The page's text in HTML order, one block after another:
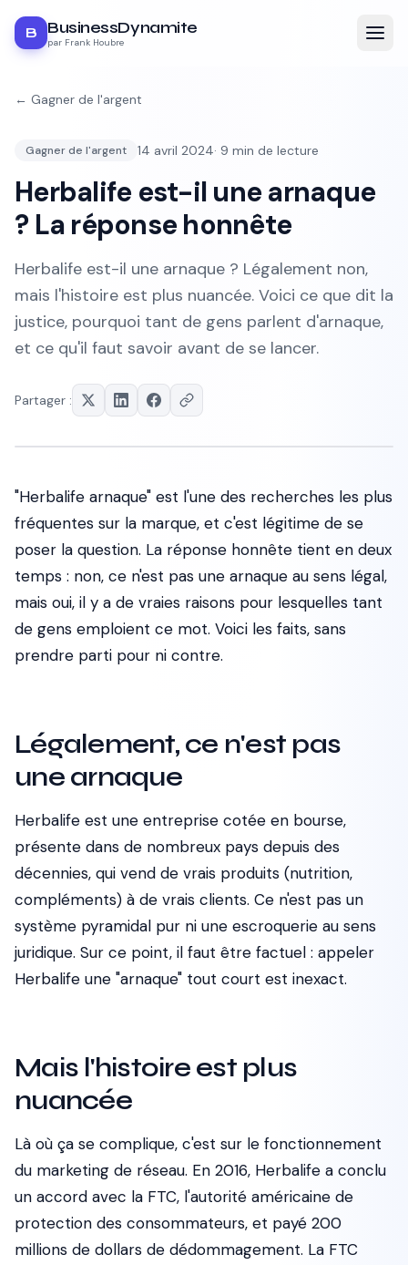
B BusinessDynamite
par Frank Houbre
← Gagner de l'argent
Gagner de l'argent 14 avril 2024· 9 min de lecture
Herbalife est-il une arnaque
? La réponse honnête
Herbalife est-il une arnaque ? Légalement non,
mais l'histoire est plus nuancée. Voici ce que dit la
justice, pourquoi tant de gens parlent d'arnaque,
et ce qu'il faut savoir avant de se lancer.
Partager :
"Herbalife arnaque" est l'une des recherches les plus
fréquentes sur la marque, et c'est légitime de se
poser la question. La réponse honnête tient en deux
temps : non, ce n'est pas une arnaque au sens légal,
mais oui, il y a de vraies raisons pour lesquelles tant
de gens emploient ce mot. Voici les faits, sans
prendre parti pour ni contre.
Légalement, ce n'est pas
une arnaque
Herbalife est une entreprise cotée en bourse,
présente dans de nombreux pays depuis des
décennies, qui vend de vrais produits (nutrition,
compléments) à de vrais clients. Ce n'est pas un
système pyramidal pur ni une escroquerie au sens
juridique. Sur ce point, il faut être factuel : appeler
Herbalife une "arnaque" tout court est inexact.
Mais l'histoire est plus
nuancée
Là où ça se complique, c'est sur le fonctionnement
du marketing de réseau. En 2016, Herbalife a conclu
un accord avec la FTC, l'autorité américaine de
protection des consommateurs, et payé 200
millions de dollars de dédommagement. La FTC